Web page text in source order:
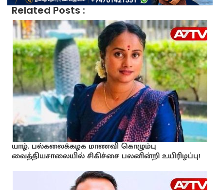
Related Posts :
யாழ். பல்கலைக்கழக மாணவி கொழும்பு
வைத்தியசாலையில் சிகிச்சை பலனின்றி உயிரிழப்பு!